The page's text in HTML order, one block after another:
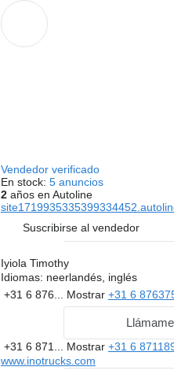
Vendedor verificado
En stock: 5 anuncios
2años en Autoline
Suscribirse al vendedor
Iyiola Timothy
Idiomas: neerlandés, inglés
+31 6 876... Mostrar +31 6
+31 6 871... Mostrar +31 6
www.inotrucks.com